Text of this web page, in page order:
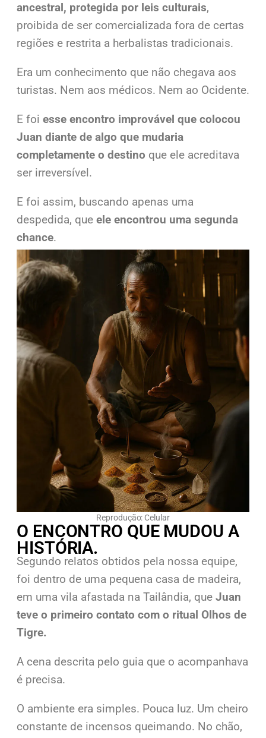
ancestral, protegida por leis culturais,
proibida de ser comercializada fora de certas
regiões e restrita a herbalistas tradicionais.
Era um conhecimento que não chegava aos
turistas. Nem aos médicos. Nem ao Ocidente.
E foi esse encontro improvável que colocou
Juan diante de algo que mudaria
completamente o destino que ele acreditava
ser irreversível.
E foi assim, buscando apenas uma
despedida, que ele encontrou uma segunda
chance.
Reprodução: Celular
O ENCONTRO QUE MUDOU A
HISTÓRIA.
Segundo relatos obtidos pela nossa equipe,
foi dentro de uma pequena casa de madeira,
em uma vila afastada na Tailândia, que Juan
teve o primeiro contato com o ritual Olhos de
Tigre.
A cena descrita pelo guia que o acompanhava
é precisa.
O ambiente era simples. Pouca luz. Um cheiro
constante de incensos queimando. No chão,